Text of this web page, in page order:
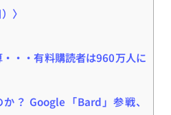
〉
・・有料購読者は960万人に
？ Google「Bard」参戦、